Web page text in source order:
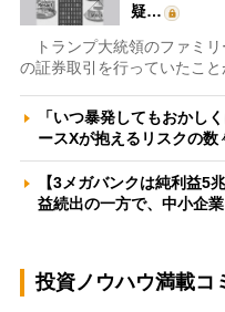
疑…
トランプ大統領のファミリ
の証券取引を行っていたこ
「いつ暴発してもおかし
ースXが抱えるリスクの
【3メガバンクは純利益5
益続出の一方で、中小企
投資ノウハウ満載コ